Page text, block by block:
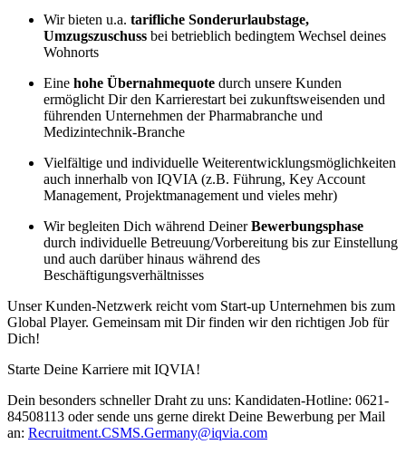
Wir bieten u.a. tarifliche Sonderurlaubstage,
Umzugszuschuss bei betrieblich bedingtem Wechsel deines
Wohnorts
Eine hohe Übernahmequote durch unsere Kunden
ermöglicht Dir den Karrierestart bei zukunftsweisenden und
führenden Unternehmen der Pharmabranche und
Medizintechnik-Branche
Vielfältige und individuelle Weiterentwicklungsmöglichkeiten
auch innerhalb von IQVIA (z.B. Führung, Key Account
Management, Projektmanagement und vieles mehr)
Wir begleiten Dich während DeinerBewerbungsphase
durch individuelle Betreuung/Vorbereitung bis zur Einstellung
und auch darüber hinaus während des
Beschäftigungsverhältnisses
Unser Kunden-Netzwerk reicht vom Start-up Unternehmen bis zum
Global Player. Gemeinsam mit Dir finden wir den richtigen Job für
Dich!
Starte Deine Karriere mit IQVIA!
Dein besonders schneller Draht zu uns: Kandidaten-Hotline: 0621-
84508113 oder sende uns gerne direkt Deine Bewerbung per Mail
an: Recruitment.CSMS.Germany@iqvia.com